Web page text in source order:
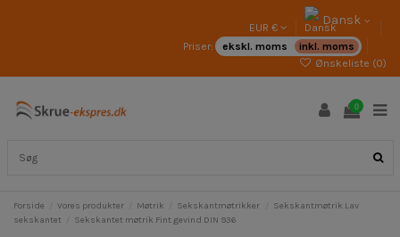
EUR € Dansk
Priser: ekskl. moms
inkl. moms
Ønskeliste (0)
0
Forside Vores produkter Møtrik Sekskantmøtrikker
Sekskantmøtrik Lav
sekskantet
Sekskantet møtrik Fint gevind DIN 936